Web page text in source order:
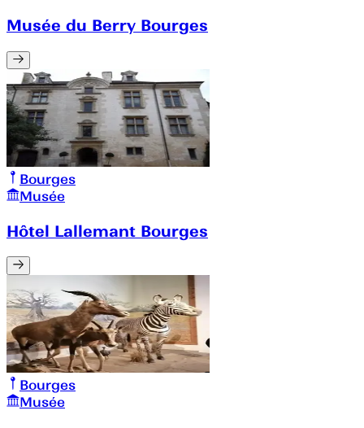
Musée du Berry Bourges
Bourges
Musée
Hôtel Lallemant Bourges
Bourges
Musée